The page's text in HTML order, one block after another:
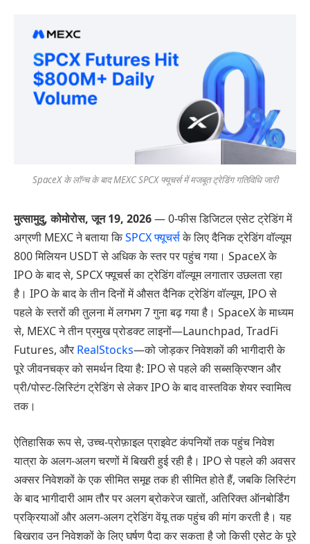
SpaceX के लॉन्च के बाद MEXC SPCX फ्यूचर्स में मजबूत ट्रेडिंग गतिविधि जारी
मुत्सामुदु, कोमोरोस,जून19, 2026— 0-फीस डिजिटल एसेट ट्रेडिंग में
अग्रणी MEXC ने बताया किSPCX फ्यूचर्सके लिए दैनिक ट्रेडिंग वॉल्यूम
800 मिलियन USDT से अधिक के स्तर पर पहुंच गया। SpaceX के
IPO के बाद से, SPCX फ्यूचर्स का ट्रेडिंग वॉल्यूम लगातार उछलता रहा
है। IPO के बाद के तीन दिनों में औसत दैनिक ट्रेडिंग वॉल्यूम, IPO से
पहले के स्तरों की तुलना में लगभग 7 गुना बढ़ गया है। SpaceX के माध्यम
से, MEXC ने तीन प्रमुख प्रोडक्ट लाइनों—Launchpad, TradFi
Futures, और RealStocks—को जोड़कर निवेशकों की भागीदारी के
पूरे जीवनचक्र को समर्थन दिया है: IPO से पहले की सब्सक्रिप्शन और
प्री/पोस्ट-लिस्टिंग ट्रेडिंग से लेकर IPO के बाद वास्तविक शेयर स्वामित्व
तक।
ऐतिहासिक रूप से, उच्च-प्रोफ़ाइल प्राइवेट कंपनियों तक पहुंच निवेश
यात्रा के अलग-अलग चरणों में बिखरी हुई रही है। IPO से पहले की अवसर
अक्सर निवेशकों के एक सीमित समूह तक ही सीमित होते हैं, जबकि लिस्टिंग
के बाद भागीदारी आम तौर पर अलग ब्रोकरेज खातों, अतिरिक्त ऑनबोर्डिंग
प्रक्रियाओं और अलग-अलग ट्रेडिंग वेंयू तक पहुंच की मांग करती है। यह
बिखराव उन निवेशकों के लिए घर्षण पैदा कर सकता है जो किसी एसेट के पूरे